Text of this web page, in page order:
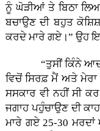
ਨੂੰ ਘੋੜੀਆਂ ਤੇ ਬਿਠਾ
ਬਚਾਉਣ ਦੀ ਬਹੁਤ
ਕਰਦੇ ਮਾਰੇ ਗਏ।” ਉਹ
“ਤੁਸੀਂ ਕਿੰਨੇ ਆਦਮੀ
ਵਿਚੋਂ ਸਿਰਫ਼ ਮੈਂ ਅਤੇ
ਸਸਕਾਰ ਵੀ ਨਹੀਂ ਸੀ
ਜਗਾਹ ਪਹੁੰਚਾਉਣ ਦੀ
ਮਾਰੇ ਗਏ 25-30 ਮਰਦਾਂ